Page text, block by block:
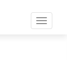
Toggle